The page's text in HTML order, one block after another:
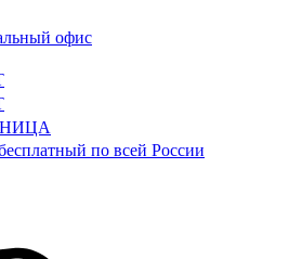
офис
по всей России